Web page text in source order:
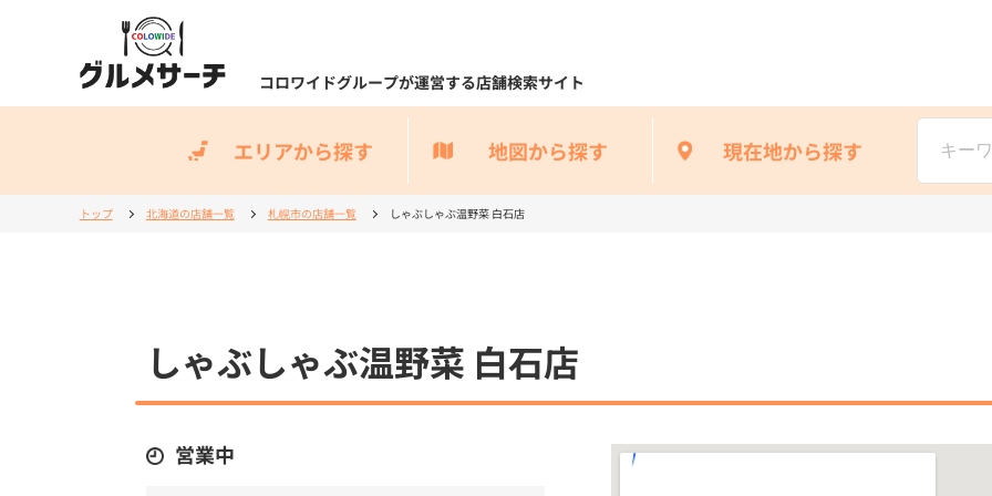
コロワイドグループが運営する店舗検索サイト
エリアから探す 地図から探す 現在地から探す
トップ 北海道の店舗一覧 札幌市の店舗一覧 しゃぶしゃぶ温野菜 白石店
しゃぶしゃぶ温野菜 白石店
営業中